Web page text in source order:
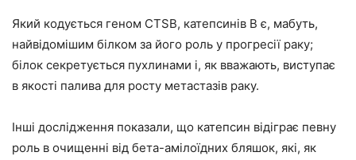
Який кодується геном CTSB, катепсинів B є, мабуть,
найвідомішим білком за його роль у прогресії раку;
білок секретується пухлинами і, як вважають, виступає
в якості палива для росту метастазів раку.
Інші дослідження показали, що катепсин відіграє певну
роль в очищенні від бета-амілоїдних бляшок, які, як